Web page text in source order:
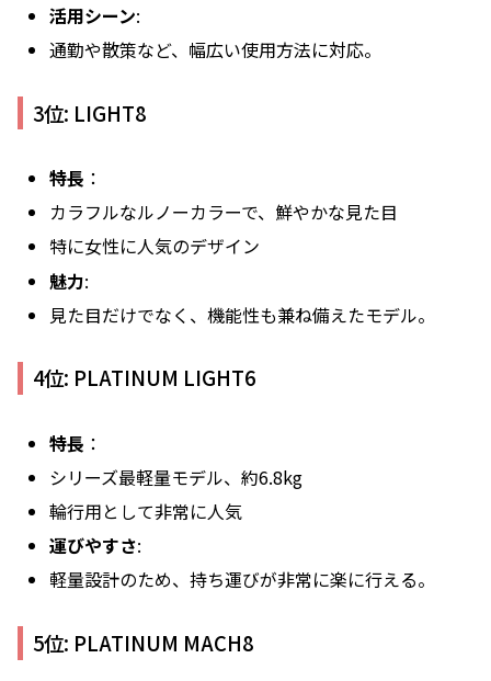
活用シーン:
通勤や散策など、幅広い使用方法に対応。
3位: LIGHT8
特長 ：
カラフルなルノーカラーで、鮮やかな見た目
特に女性に人気のデザイン
魅力:
見た目だけでなく、機能性も兼ね備えたモデル。
4位: PLATINUM LIGHT6
特長 ：
シリーズ最軽量モデル、約6.8kg
輪行用として非常に人気
運びやすさ:
軽量設計のため、持ち運びが非常に楽に行える。
5位: PLATINUM MACH8